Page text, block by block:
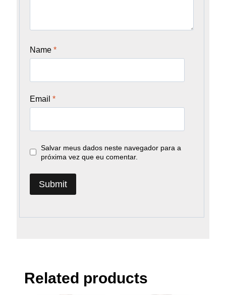
Name *
Email *
Salvar meus dados neste navegador para a
próxima vez que eu comentar.
Related products